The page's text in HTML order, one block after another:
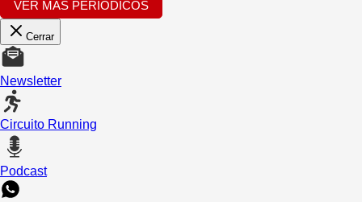
VER MÁS PERIÓDICOS
Cerrar
Newsletter
Circuito Running
Podcast